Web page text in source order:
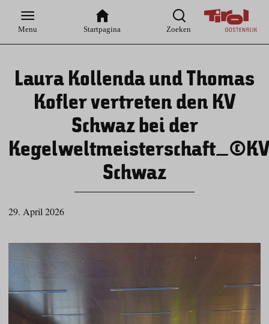
Hauptnavigation
Inhaltsbereich
Menu Startpagina Zoeken
Laura Kollenda und Thomas
Kofler vertreten den KV
Schwaz bei der
Schwaz
29. April 2026